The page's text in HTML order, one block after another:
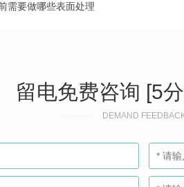
需要做哪些表面处理
留电免费咨询 [5
DEMAND